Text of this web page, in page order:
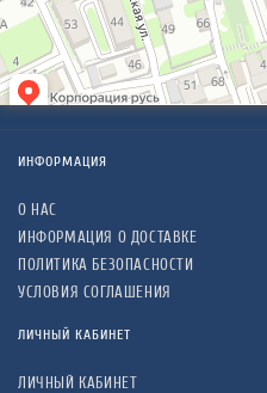
ИНФОРМАЦИЯ
О НАС
ИНФОРМАЦИЯ О ДОСТАВКЕ
ПОЛИТИКА БЕЗОПАСНОСТИ
УСЛОВИЯ СОГЛАШЕНИЯ
ЛИЧНЫЙ КАБИНЕТ
ЛИЧНЫЙ КАБИНЕТ